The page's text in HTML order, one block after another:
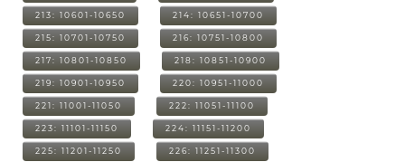
213: 10601-10650 214: 10651-10700
215: 10701-10750 216: 10751-10800
217: 10801-10850 218: 10851-10900
219: 10901-10950 220: 10951-11000
221: 11001-11050 222: 11051-11100
223: 11101-11150 224: 11151-11200
225: 11201-11250 226: 11251-11300